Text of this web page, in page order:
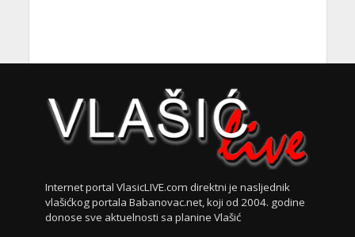
Internet portal VlasicLIVE.com direktni je nasljednik
vlašićkog portala Babanovac.net, koji od 2004. godine
donose sve aktuelnosti sa planine Vlašić